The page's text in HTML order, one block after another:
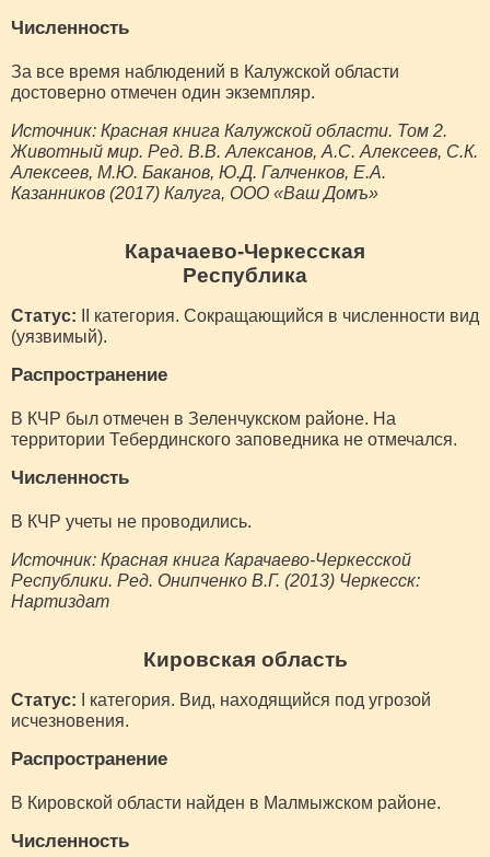
Численность
За все время наблюдений в Калужской области
достоверно отмечен один экземпляр.
Источник: Красная книга Калужской области. Том 2.
Животный мир. Ред. В.В. Алексанов, А.С. Алексеев, С.К.
Алексеев, М.Ю. Баканов, Ю.Д. Галченков, Е.А.
Казанников (2017) Калуга, ООО «Ваш Домъ»
Карачаево-Черкесская
Республика
Статус: II категория. Сокращающийся в численности вид
(уязвимый).
Распространение
В КЧР был отмечен в Зеленчукском районе. На
территории Тебердинского заповедника не отмечался.
Численность
В КЧР учеты не проводились.
Источник: Красная книга Карачаево-Черкесской
Республики. Ред. Онипченко В.Г. (2013) Черкесск:
Нартиздат
Кировская область
Статус: I категория. Вид, находящийся под угрозой
исчезновения.
Распространение
В Кировской области найден в Малмыжском районе.
Численность